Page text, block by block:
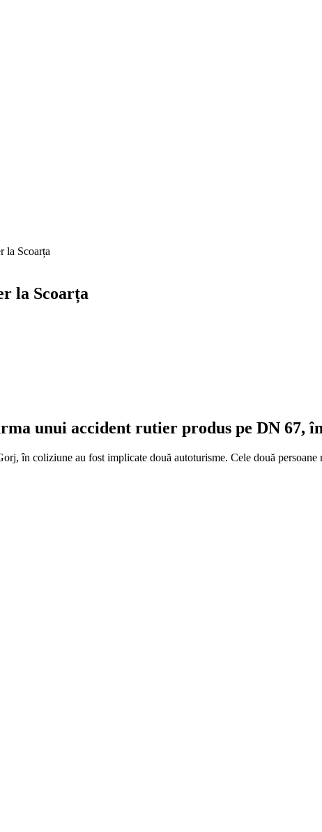
la Scoarța
la Scoarța
unui accident rutier produs pe DN 67,
în coliziune au fost implicate două autoturisme. Cele două